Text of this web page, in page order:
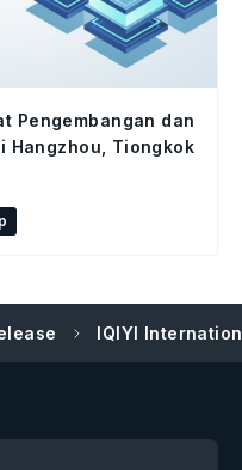
Pengembangan dan
Hangzhou, Tiongkok
IQIYI